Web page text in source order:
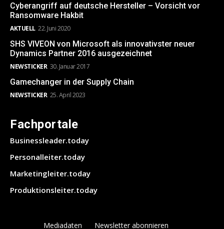
Cyberangriff auf deutsche Hersteller – Vorsicht vor
Ransomware Hakbit
AKTUELL 22. Juni 2020
SHS VIVEON von Microsoft als innovativster neuer
Dynamics Partner 2016 ausgezeichnet
NEWSTICKER 30. Januar 2017
Gamechanger in der Supply Chain
NEWSTICKER 25. April 2023
Fachportale
Businessleader.today
Personalleiter.today
Marketingleiter.today
Produktionsleiter.today
Mediadaten Newsletter abonnieren